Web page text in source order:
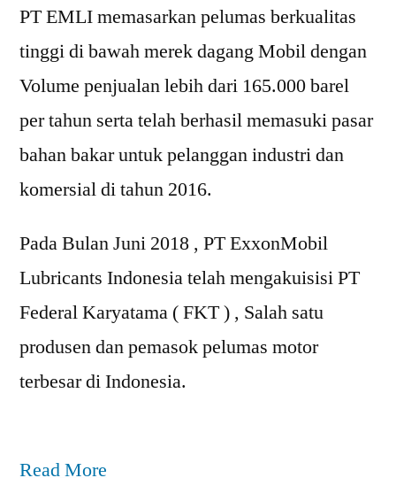
PT EMLI memasarkan pelumas berkualitas
tinggi di bawah merek dagang Mobil dengan
Volume penjualan lebih dari 165.000 barel
per tahun serta telah berhasil memasuki pasar
bahan bakar untuk pelanggan industri dan
komersial di tahun 2016.
Pada Bulan Juni 2018 , PT ExxonMobil
Lubricants Indonesia telah mengakuisisi PT
Federal Karyatama ( FKT ) , Salah satu
produsen dan pemasok pelumas motor
terbesar di Indonesia.
Read More